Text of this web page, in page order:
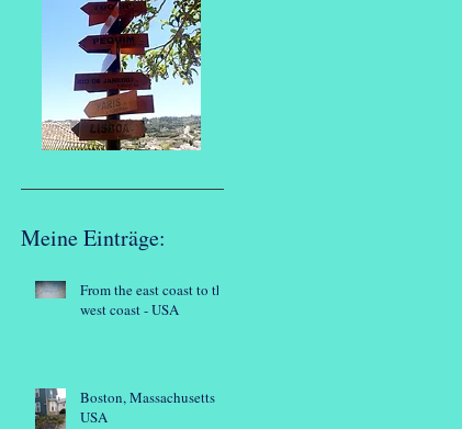
Meine Einträge:
From the east coast to the
west coast - USA
Boston, Massachusetts -
USA